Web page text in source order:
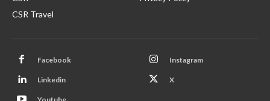
CSR Travel
Facebook Instagram
Linkedin X